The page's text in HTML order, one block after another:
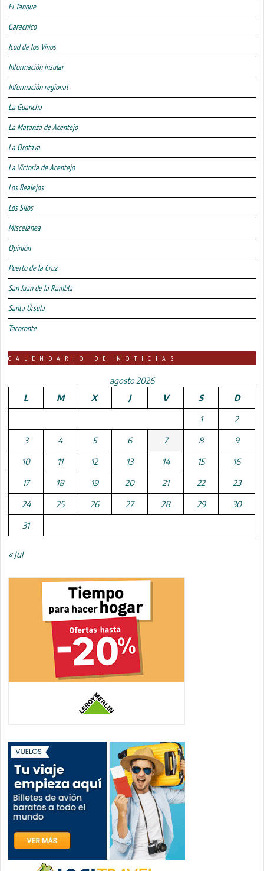
El Tanque
Garachico
Icod de los Vinos
Información insular
Información regional
La Guancha
La Matanza de Acentejo
La Orotava
La Victoria de Acentejo
Los Realejos
Los Silos
Miscelánea
Opinión
Puerto de la Cruz
San Juan de la Rambla
Santa Úrsula
Tacoronte
CALENDARIO DE NOTICIAS
agosto 2026
L
M X J V S D
1 2
3 4 5 6 7 8 9
10 11 12 13 14 15 16
17 18 19 20 21 22 23
24 25 26 27 28 29 30
31
« Jul